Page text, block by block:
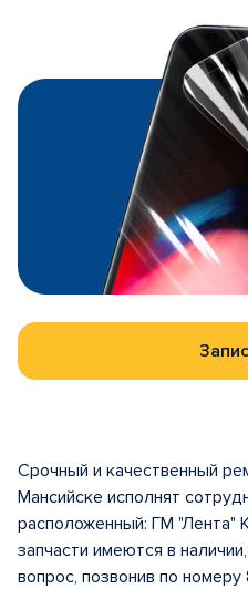
Срочный и качественный
Мансийске исполнят
расположенный: ГМ "Лента"
запчасти имеются в
вопрос, позвонив по